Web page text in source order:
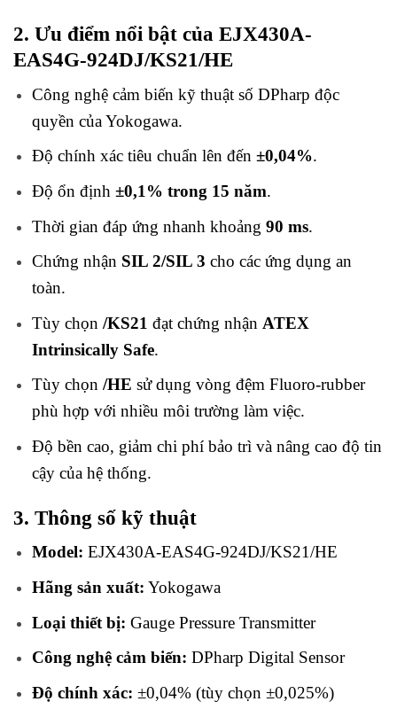
2. Ưu điểm nổi bật của EJX430A-
EAS4G-924DJ/KS21/HE
Công nghệ cảm biến kỹ thuật số DPharp độc
quyền của Yokogawa.
Độ chính xác tiêu chuẩn lên đến ±0,04%.
Độ ổn định ±0,1% trong 15 năm.
Thời gian đáp ứng nhanh khoảng 90 ms.
Chứng nhận SIL 2/SIL 3 cho các ứng dụng an
toàn.
Tùy chọn /KS21 đạt chứng nhận ATEX
Intrinsically Safe.
Tùy chọn /HE sử dụng vòng đệm Fluoro-rubber
phù hợp với nhiều môi trường làm việc.
Độ bền cao, giảm chi phí bảo trì và nâng cao độ tin
cậy của hệ thống.
3. Thông số kỹ thuật
Model: EJX430A-EAS4G-924DJ/KS21/HE
Hãng sản xuất: Yokogawa
Loại thiết bị: Gauge Pressure Transmitter
Công nghệ cảm biến: DPharp Digital Sensor
Độ chính xác: ±0,04% (tùy chọn ±0,025%)